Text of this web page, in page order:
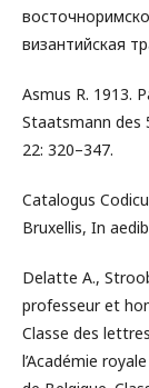
византийская
Asmus R. 1913.
Staatsmann des
22: 320–347.
Catalogus
Bruxellis, In
Delatte A.,
professeur et
Classe des
l’Académie